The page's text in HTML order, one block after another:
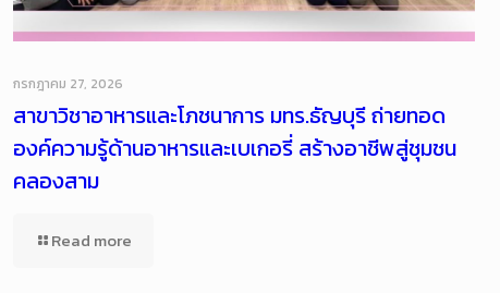
กรกฎาคม 27, 2026
สาขาวิชาอาหารและโภชนาการ มทร.ธัญบุรี ถ่ายทอด
องค์ความรู้ด้านอาหารและเบเกอรี่ สร้างอาชีพสู่ชุมชน
คลองสาม
Read more